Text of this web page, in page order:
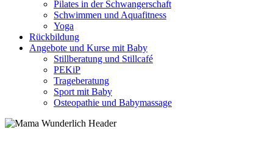
wunderbar! Pilates in der Schwangerschaft
Schwimmen und Aquafitness
Yoga
Rückbildung
Angebote und Kurse mit Baby
Stillberatung und Stillcafé
PEKiP
Trageberatung
Sport mit Baby
Osteopathie und Babymassage